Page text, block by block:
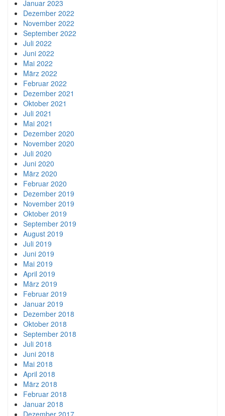
Januar 2023
Dezember 2022
November 2022
September 2022
Juli 2022
Juni 2022
Mai 2022
März 2022
Februar 2022
Dezember 2021
Oktober 2021
Juli 2021
Mai 2021
Dezember 2020
November 2020
Juli 2020
Juni 2020
März 2020
Februar 2020
Dezember 2019
November 2019
Oktober 2019
September 2019
August 2019
Juli 2019
Juni 2019
Mai 2019
April 2019
März 2019
Februar 2019
Januar 2019
Dezember 2018
Oktober 2018
September 2018
Juli 2018
Juni 2018
Mai 2018
April 2018
März 2018
Februar 2018
Januar 2018